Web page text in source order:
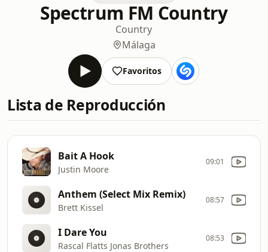
Spectrum FM Country
Country
Málaga
Favoritos
Lista de Reproducción
Bait A Hook
Justin Moore
09:01
Anthem (Select Mix Remix)
Brett Kissel
08:57
I Dare You
Rascal Flatts Jonas Brothers
08:53